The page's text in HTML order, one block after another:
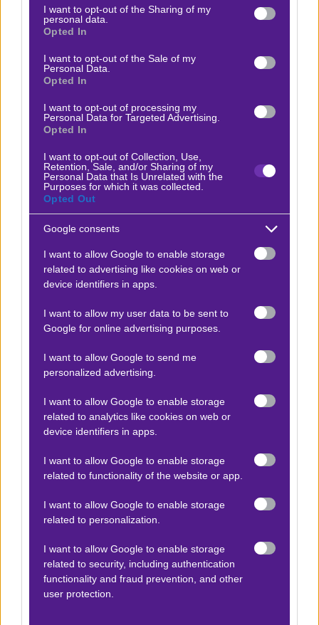
not limited to your visit or usage behaviour. You may click to
grant or deny consent to Google and its third-party tags to
use your data for below specified purposes in below Google
consent section.
I want to opt-out of the Sharing of my
personal data.
Opted In
I want to opt-out of the Sale of my
Personal Data.
Opted In
I want to opt-out of processing my
Personal Data for Targeted Advertising.
Opted In
I want to opt-out of Collection, Use,
Retention, Sale, and/or Sharing of my
Personal Data that Is Unrelated with the
Purposes for which it was collected.
Opted Out
Google consents
I want to allow Google to enable storage
related to advertising like cookies on web or
device identifiers in apps.
I want to allow my user data to be sent to
Google for online advertising purposes.
I want to allow Google to send me
personalized advertising.
I want to allow Google to enable storage
related to analytics like cookies on web or
device identifiers in apps.
I want to allow Google to enable storage
related to functionality of the website or app.
I want to allow Google to enable storage
related to personalization.
I want to allow Google to enable storage
related to security, including authentication
functionality and fraud prevention, and other
user protection.
Ο Βασίλης Πυλιάνος προτείνει:
E-Sports 05.12.2025| 18:00 +18.00
1.90
Αποτέλεσμα: 2-0
Προσφορές*
ΒΑΘΜΟΛΟΓΙΕΣ
Βαθμολογίες Ελλάδα - Stoiximan
Βαθμολογίες Aγγλία – Premier league
Βαθμολογίες Ισπανίας- La liga
Βαθμολογίες Γαλλίας-League 1
ΣΤΟΙΧΗΜΑ
Κουπόνι στοιχήματος ΟΠΑΠ
To bet builder της ημέρας
Αναλύσεις αγώνων
Ενισχυμένες Αποδόσεις
Μακροχρόνια Στοιχήματα